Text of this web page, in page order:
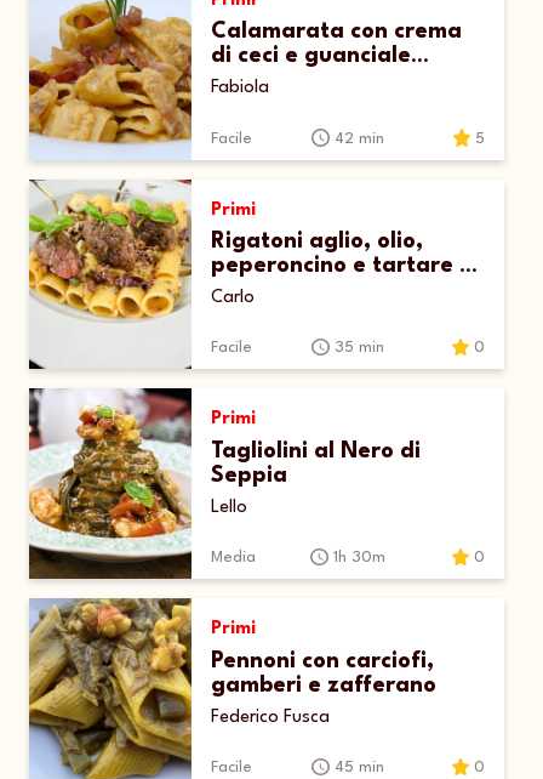
Calamarata con crema
di ceci e guanciale
croccante
Fabiola
Facile 42 min 5
Primi
Rigatoni aglio, olio,
peperoncino e tartare di
tonno
Carlo
Facile 35 min 0
Primi
Tagliolini al Nero di
Seppia
Lello
Media 1h 30m 0
Primi
Pennoni con carciofi,
gamberi e zafferano
Federico Fusca
Facile 45 min 0